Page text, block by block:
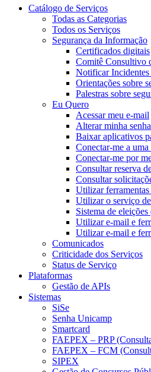
Catálogo de Serviços
Todas as Categorias
Todos os Serviços
Segurança da Informação
Certificados digitais
Comitê Consultivo
Notificar Incidentes
Orientações sobre
Palestras sobre
Eu Quero
Acessar meu e-mail
Alterar minha senha
Baixar aplicativos
Conectar-me a
Conectar-me por
Consultar reserva
Consultar
Utilizar
Utilizar o serviço
Sistema de
Utilizar e-mail e
Utilizar e-mail e
Comunicados
Criticidade dos Serviços
Status de Serviço
Plataformas
Gestão de APIs
Sistemas
SiSe
Senha Unicamp
Smartcard
FAEPEX – PRP
FAEPEX – FCM
SIPEX